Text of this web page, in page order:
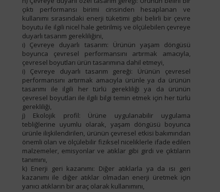
çıktı performansı birimi cinsinden hesaplanan ve
kullanımı sırasındaki enerji tüketimi gibi belirli bir çevre
boyutu ile ilgili nicel hale getirilmiş ve ölçülebilen çevreye
duyarlı tasarım gerekliliğini,
ı) Çevreye duyarlı tasarım: Ürünün yaşam döngüsü
boyunca çevresel performansını artırmak amacıyla,
çevresel boyutları ürün tasarımına dahil etmeyi,
i) Çevreye duyarlı tasarım gereği: Ürünün çevresel
performansını artırmak amacıyla ürünle ya da ürünün
tasarımı ile ilgili her türlü gerekliliği ya da ürünün
çevresel boyutları ile ilgili bilgi temin etmek için her türlü
gerekliliği,
j) Ekolojik profil: Ürüne uygulanabilir uygulama
tebliğlerine uyumlu olarak, yaşam döngüsü boyunca
ürünle ilişkilendirilen, ürünün çevresel etkisi bakımından
önemli olan ve ölçülebilir fiziksel niceliklerle ifade edilen
malzemeler, emisyonlar ve atıklar gibi girdi ve çıktıların
tanımını,
k) Enerji geri kazanımı: Diğer atıklarla ya da ısı geri
kazanımı ile diğer atıklar olmadan enerji üretmek için
yanıcı atıkların bir araç olarak kullanımını,